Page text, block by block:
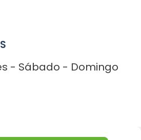
- Sábado - Domingo